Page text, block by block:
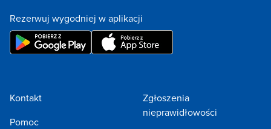
Rezerwuj wygodniej w aplikacji
Kontakt
Pomoc
Zgłoszenia
nieprawidłowości